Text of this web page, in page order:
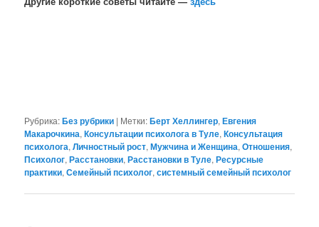
Рубрика:Без рубрики | Метки:Берт Хеллингер,Евгения
Макарочкина,Консультации психолога в Туле,Консультация
психолога,Личностный рост,Мужчина и Женщина,Отношения,
Психолог,Расстановки,Расстановки в Туле,Ресурсные
практики,Семейный психолог,системный семейный психолог